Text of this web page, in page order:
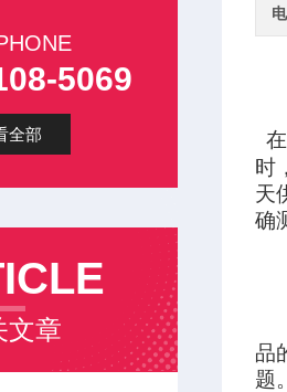
5069
全部
文章
时
天
确
品
题